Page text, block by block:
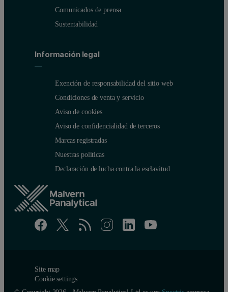
Comunicados de prensa
Sustentabilidad
Información legal
Exención de responsabilidad del sitio web
Condiciones de venta y servicio
Aviso de cookies
Aviso de confidencialidad de terceros
Marcas registradas
Nuestras políticas
Declaración de lucha contra la esclavitud
Site map
Cookie settings